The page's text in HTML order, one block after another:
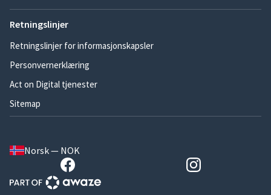
Retningslinjer
Retningslinjer for informasjonskapsler
Personvernerklæring
Act on Digital tjenester
Sitemap
Norsk — NOK